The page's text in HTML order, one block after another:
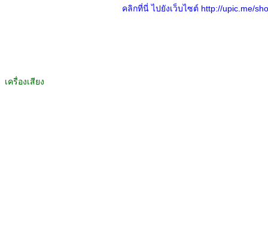
คลิกที่นี่ ไปยังเว็บไซต์ http://upic.me/
เครื่องเสียง